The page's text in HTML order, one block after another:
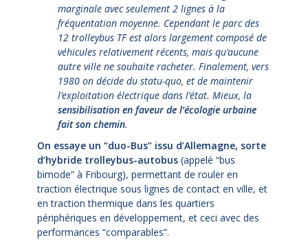
marginale avec seulement 2 lignes à la
fréquentation moyenne. Cependant le parc des
12 trolleybus TF est alors largement composé de
véhicules relativement récents, mais qu’aucune
autre ville ne souhaite racheter. Finalement, vers
1980 on décide du statu-quo, et de maintenir
l’exploitation électrique dans l’état. Mieux, la
sensibilisation en faveur de l’écologie urbaine
fait son chemin.
On essaye un “duo-Bus” issu d’Allemagne, sorte
d’hybride trolleybus-autobus (appelé “bus
bimode” à Fribourg), permettant de rouler en
traction électrique sous lignes de contact en ville, et
en traction thermique dans les quartiers
périphériques en développement, et ceci avec des
performances “comparables”.